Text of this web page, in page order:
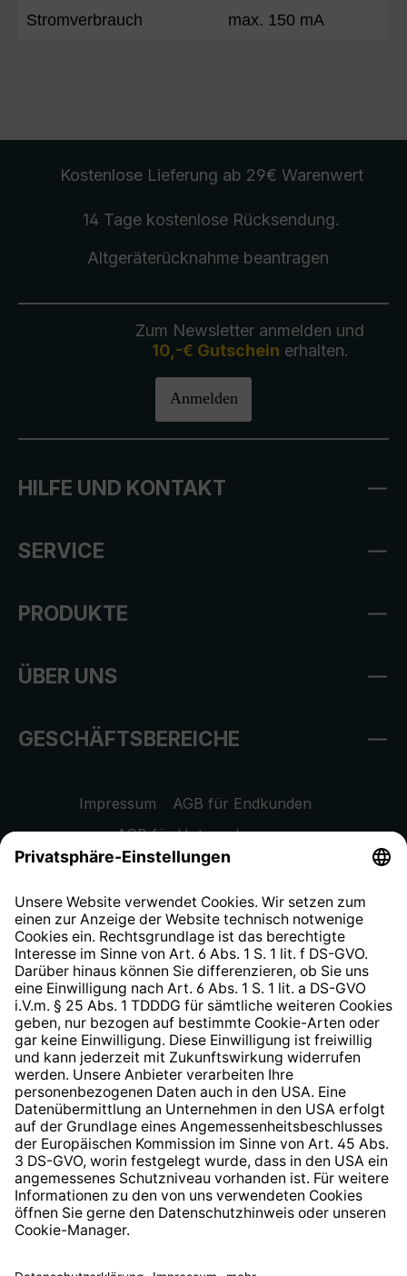
Stromverbrauch max. 150 mA
Kostenlose Lieferung ab 29€ Warenwert
14 Tage kostenlose Rücksendung.
Altgeräterücknahmebeantragen
Zum Newsletter anmelden und
10,-€ Gutschein erhalten.
Anmelden
HILFE UND KONTAKT
SERVICE
PRODUKTE
ÜBER UNS
GESCHÄFTSBEREICHE
Impressum
AGB für Endkunden
AGB für Unternehmen
Datenschutzhinweis
Widerrufsrecht
Hinweisgeberschutzsystem
Barrierefreiheit
* Alle Preise inkl. gesetzl. Mehrwertsteuer zzgl.